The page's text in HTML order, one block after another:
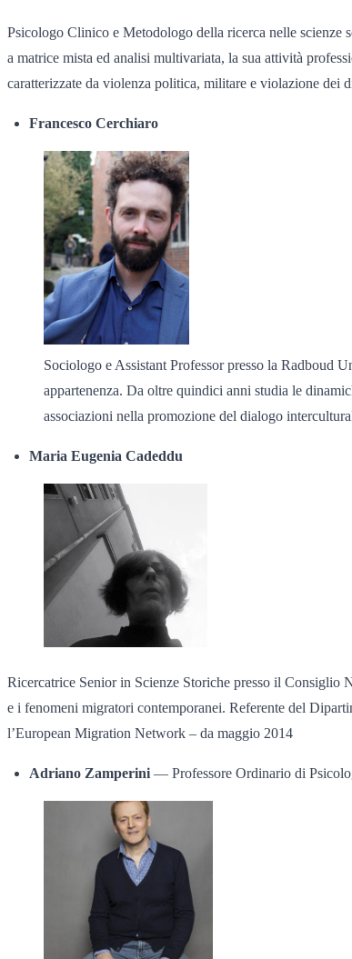
Psicologo Clinico e Metodologo della ricerca nelle scienze
a matrice mista ed analisi multivariata, la sua attività
caratterizzate da violenza politica, militare e violazione dei
Francesco Cerchiaro
Sociologo e Assistant Professor presso la Radboud
appartenenza. Da oltre quindici anni studia le
associazioni nella promozione del dialogo
Maria Eugenia Cadeddu
Ricercatrice Senior in Scienze Storiche presso il
e i fenomeni migratori contemporanei. Referente del
l’European Migration Network – da maggio 2014
Adriano Zamperini — Professore Ordinario di